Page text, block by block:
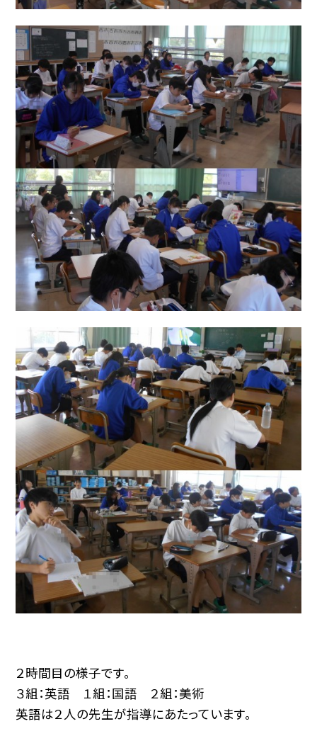
２時間目の様子です。
３組：英語 １組：国語 ２組：美術
英語は２人の先生が指導にあたっています。